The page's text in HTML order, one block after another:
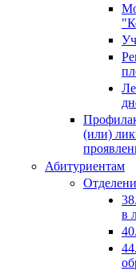
(или)
Абитуриентам
в